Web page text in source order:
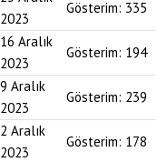
2023
Gösterim: 335
16 Aralık
2023
Gösterim: 194
9 Aralık
2023
Gösterim: 239
2 Aralık
2023
Gösterim: 178